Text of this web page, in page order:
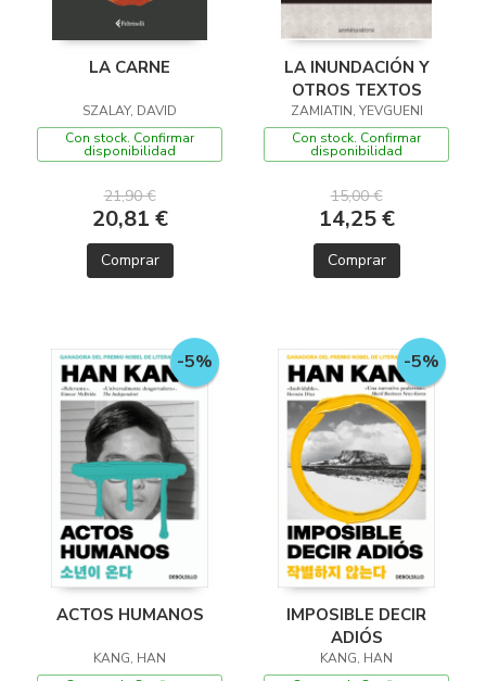
LA CARNE
SZALAY, DAVID
Con stock. Confirmar
disponibilidad
21,90 €
20,81 €
Comprar
LA INUNDACIÓN Y
OTROS TEXTOS
ZAMIATIN, YEVGUENI
Con stock. Confirmar
disponibilidad
15,00 €
14,25 €
Comprar
-5%
ACTOS HUMANOS
KANG, HAN
-5%
IMPOSIBLE DECIR
ADIÓS
KANG, HAN